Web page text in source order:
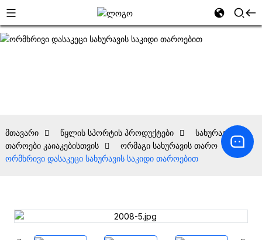
მთავარი წყლის სპორტის პროდუქტები
სახურავის
თაროები კაიაკებისთვის
ორმაგი სახურავის თარო
ორმხრივი დასაკეცი სახურავის საკიდი თაროებით